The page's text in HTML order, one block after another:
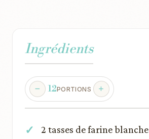
Ingrédients
12PORTIONS
2 tasses de farine blanche